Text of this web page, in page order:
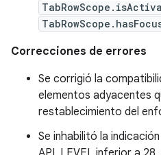
Correcciones de errores
Se corrigió la
elementos adyacentes
restablecimiento del
Se inhabilitó la